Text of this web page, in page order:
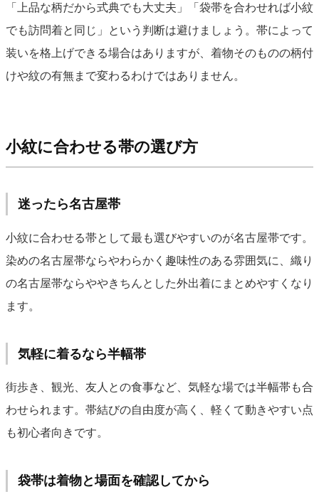
「上品な柄だから式典でも大丈夫」「袋帯を合わせれば小紋
でも訪問着と同じ」という判断は避けましょう。帯によって
装いを格上げできる場合はありますが、着物そのものの柄付
けや紋の有無まで変わるわけではありません。
小紋に合わせる帯の選び方
迷ったら名古屋帯
小紋に合わせる帯として最も選びやすいのが名古屋帯です。
染めの名古屋帯ならやわらかく趣味性のある雰囲気に、織り
の名古屋帯ならややきちんとした外出着にまとめやすくなり
ます。
気軽に着るなら半幅帯
街歩き、観光、友人との食事など、気軽な場では半幅帯も合
わせられます。帯結びの自由度が高く、軽くて動きやすい点
も初心者向きです。
袋帯は着物と場面を確認してから